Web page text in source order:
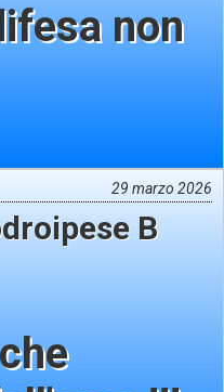
non
29 marzo 2026
B